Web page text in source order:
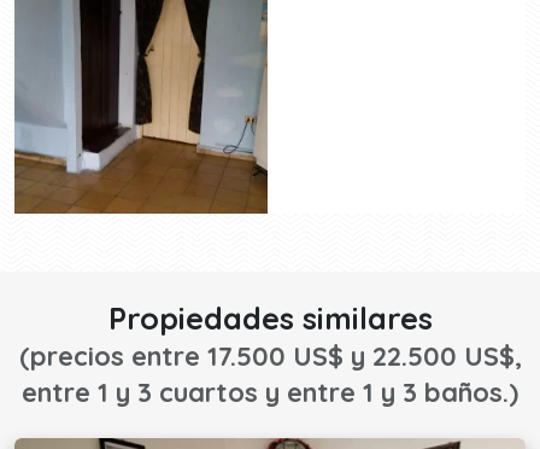
Propiedades similares
(precios entre 17.500 US$ y 22.500 US$,
entre 1 y 3 cuartos y entre 1 y 3 baños.)